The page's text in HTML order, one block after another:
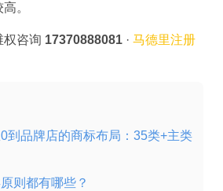
。
权咨询 17370888081 · 马德里注册
到品牌店的商标布局：35类+主类
则都有哪些？